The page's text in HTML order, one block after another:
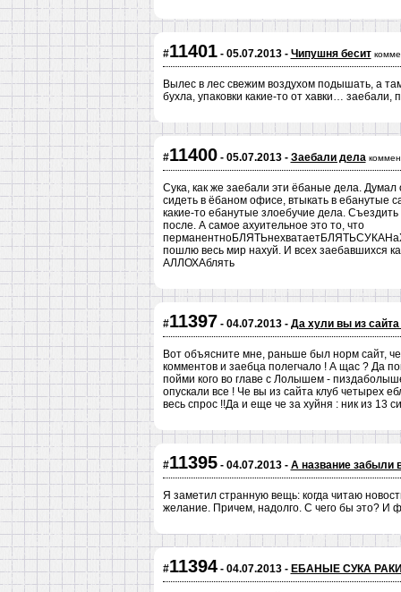
#11401- 05.07.2013 - Чипушня бесит
Вылес в лес свежим воздухом подышать, а
бухла, упаковки какие-то от хавки…
#11400- 05.07.2013 - Заебали дела
Сука, как же заебали эти ёбаные дела. Думал
сидеть в ёбаном офисе, втыкать в ебанутые
какие-то ебанутые злоебучие дела.
после. А самое ахуительное это то, что
пошлю весь мир нахуй. И всех заебавшихся
АЛЛОХАблять
#11397 - 04.07.2013 - Да хули вы из
Вот объясните мне, раньше был норм сайт,
комментов и заебца полегчало ! А щас ? Да
пойми кого во главе с Лолышем -
опускали все ! Че вы из сайта клуб четырех
весь спрос !!Да и еще че за хуйня : ник из 13
#11395- 04.07.2013 - А название забыли
Я заметил странную вещь: когда читаю
желание. Причем, надолго. С чего бы это? И
#11394- 04.07.2013 - ЕБАНЫЕ СУКА